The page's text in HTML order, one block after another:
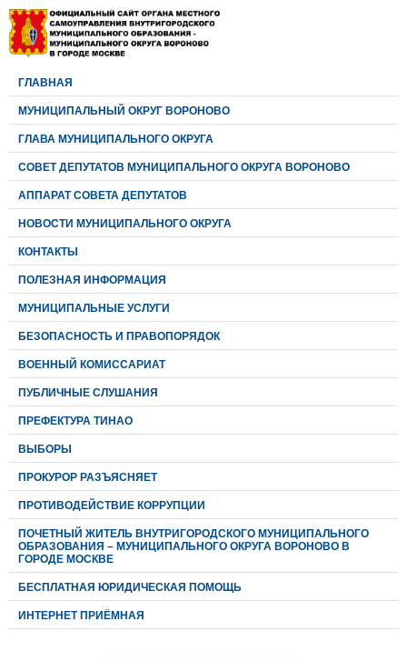
ГЛАВНАЯ
МУНИЦИПАЛЬНЫЙ ОКРУГ ВОРОНОВО
ГЛАВА МУНИЦИПАЛЬНОГО ОКРУГА
CОВЕТ ДЕПУТАТОВ МУНИЦИПАЛЬНОГО ОКРУГА ВОРОНОВО
АППАРАТ СОВЕТА ДЕПУТАТОВ
НОВОСТИ МУНИЦИПАЛЬНОГО ОКРУГА
КОНТАКТЫ
ПОЛЕЗНАЯ ИНФОРМАЦИЯ
МУНИЦИПАЛЬНЫЕ УСЛУГИ
БЕЗОПАСНОСТЬ И ПРАВОПОРЯДОК
ВОЕННЫЙ КОМИССАРИАТ
ПУБЛИЧНЫЕ СЛУШАНИЯ
ПРЕФЕКТУРА ТИНАО
ВЫБОРЫ
ПРОКУРОР РАЗЪЯСНЯЕТ
ПРОТИВОДЕЙСТВИЕ КОРРУПЦИИ
ПОЧЕТНЫЙ ЖИТЕЛЬ ВНУТРИГОРОДСКОГО МУНИЦИПАЛЬНОГО
ОБРАЗОВАНИЯ – МУНИЦИПАЛЬНОГО ОКРУГА ВОРОНОВО В
ГОРОДЕ МОСКВЕ
БЕСПЛАТНАЯ ЮРИДИЧЕСКАЯ ПОМОЩЬ
ИНТЕРНЕТ ПРИЁМНАЯ